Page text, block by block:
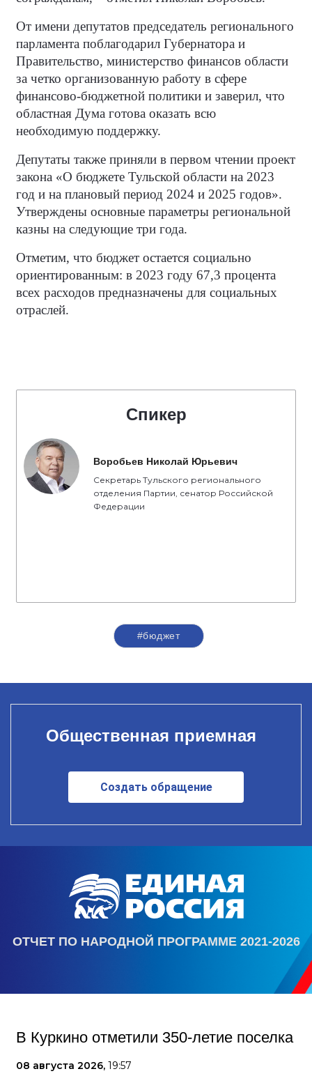
От имени депутатов председатель регионального
парламента поблагодарил Губернатора и
Правительство, министерство финансов области
за четко организованную работу в сфере
финансово-бюджетной политики и заверил, что
областная Дума готова оказать всю
необходимую поддержку.
Депутаты также приняли в первом чтении проект
закона «О бюджете Тульской области на 2023
год и на плановый период 2024 и 2025 годов».
Утверждены основные параметры региональной
казны на следующие три года.
Отметим, что бюджет остается социально
ориентированным: в 2023 году 67,3 процента
всех расходов предназначены для социальных
отраслей.
Спикер
Воробьев Николай Юрьевич
Секретарь Тульского регионального
отделения Партии, сенатор Российской
Федерации
#бюджет
Общественная приемная
Создать обращение
ОТЧЕТ ПО НАРОДНОЙ ПРОГРАММЕ 2021-2026
В Куркино отметили 350-летие поселка
08 августа 2026, 19:57